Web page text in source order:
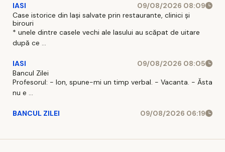
IASI
09/08/2026 08:09
Case istorice din Iași salvate prin restaurante, clinici și
birouri
* unele dintre casele vechi ale Iasului au scăpat de uitare
după ce ...
IASI
09/08/2026 08:05
Bancul Zilei
Profesorul: - Ion, spune-mi un timp verbal. - Vacanta. - Ăsta
nu e ...
BANCUL ZILEI 09/08/2026 06:19